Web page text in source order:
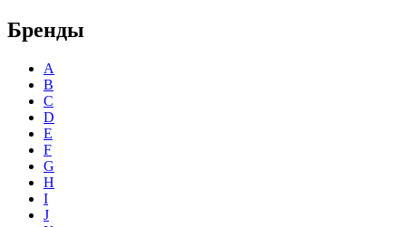
Бренды
A
B
C
D
E
F
G
H
I
J